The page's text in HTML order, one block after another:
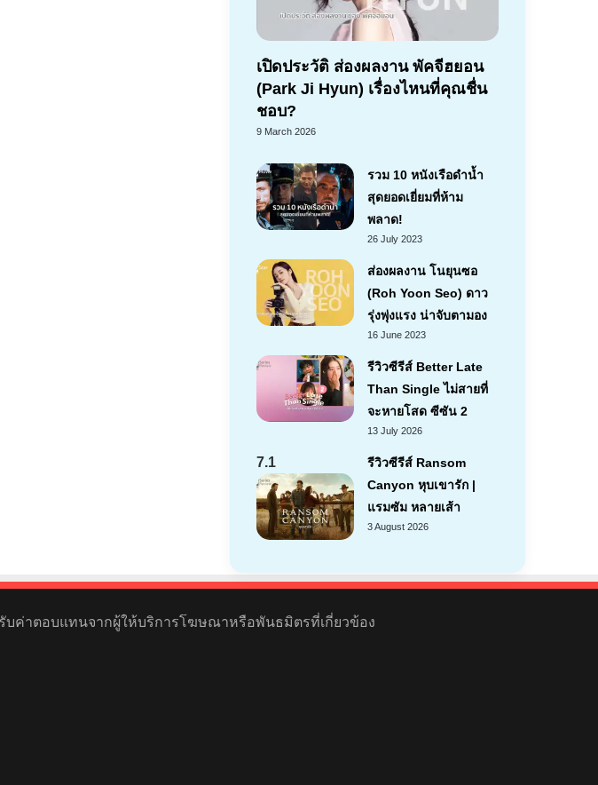
เปิดประวัติ ส่องผลงาน พัคจีฮยอน
(Park Ji Hyun) เรื่องไหนที่คุณชื่น
ชอบ?
9 March 2026
รวม 10 หนังเรือดำน้ำ
สุดยอดเยี่ยมที่ห้าม
พลาด!
26 July 2023
ส่องผลงาน โนยุนซอ
(Roh Yoon Seo) ดาว
รุ่งพุ่งแรง น่าจับตามอง
16 June 2023
รีวิวซีรีส์ Better Late
Than Single ไม่สายที่
จะหายโสด ซีซัน 2
13 July 2026
7.1
รีวิวซีรีส์ Ransom
Canyon หุบเขารัก |
แรมซัม หลายเส้า
3 August 2026
บค่าตอบแทนจากผู้ให้บริการโฆษณาหรือพันธมิตรที่เกี่ยวข้อง